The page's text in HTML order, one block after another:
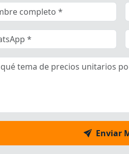
Enviar